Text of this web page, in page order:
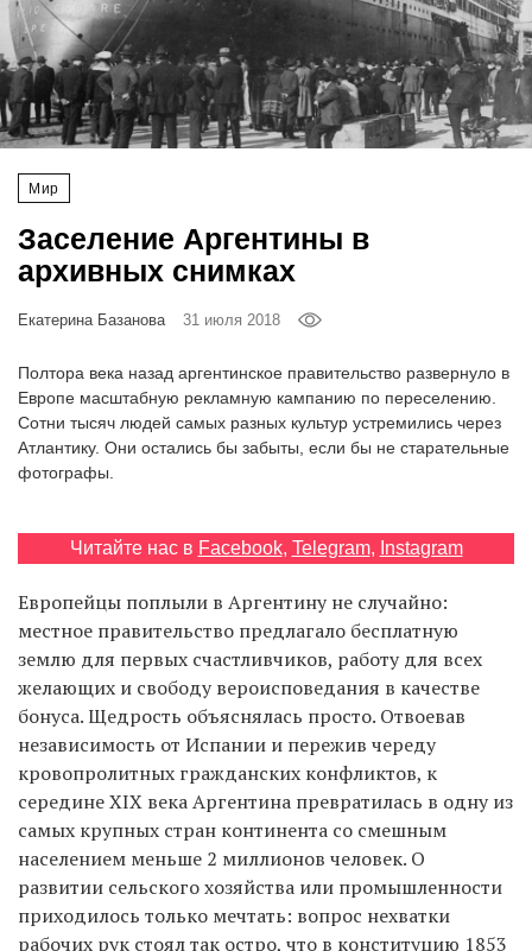
EN
UA
Мир
Заселение Аргентины в
архивных снимках
Екатерина Базанова 31 июля 2018
Полтора века назад аргентинское правительство развернуло в
Европе масштабную рекламную кампанию по переселению.
Сотни тысяч людей самых разных культур устремились через
Атлантику. Они остались бы забыты, если бы не старательные
фотографы.
Читайте нас в Facebook, Telegram, Instagram
Европейцы поплыли в Аргентину не случайно:
местное правительство предлагало бесплатную
землю для первых счастливчиков, работу для всех
желающих и свободу вероисповедания в качестве
бонуса. Щедрость объяснялась просто. Отвоевав
независимость от Испании и пережив череду
кровопролитных гражданских конфликтов, к
середине XIX века Аргентина превратилась в одну из
самых крупных стран континента со смешным
населением меньше 2 миллионов человек. О
развитии сельского хозяйства или промышленности
приходилось только мечтать: вопрос нехватки
рабочих рук стоял так остро, что в конституцию 1853